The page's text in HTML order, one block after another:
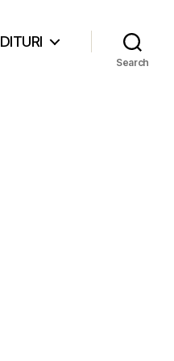
DITURI
Search